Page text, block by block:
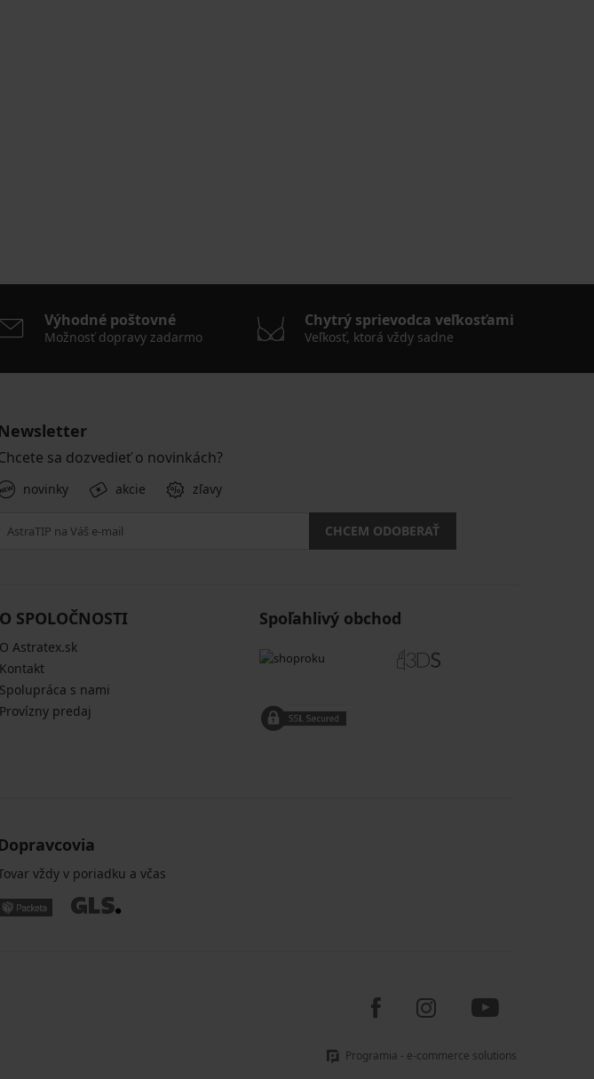
Výhodné poštovné
Možnosť dopravy zadarmo
Chytrý sprievodca veľkosťami
Veľkosť, ktorá vždy sadne
Newsletter
sa dozvedieť o novinkách?
novinky akcie zľavy
CHCEM ODOBERAŤ
O SPOLOČNOSTI
O Astratex.sk
Kontakt
Spolupráca s nami
Provízny predaj
Spoľahlivý obchod
Dopravcovia
vždy v poriadku a včas
Programia - e-commerce solutions